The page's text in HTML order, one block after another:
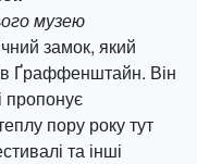
музею
замок, який
Ґраффенштайн. Він
пропонує
пору року тут
та інші